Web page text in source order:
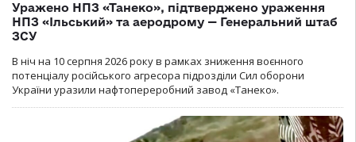
Уражено НПЗ «Танеко», підтверджено ураження
НПЗ «Ільський» та аеродрому — Генеральний штаб
ЗСУ
В ніч на 10 серпня 2026 року в рамках зниження воєнного
потенціалу російського агресора підрозділи Сил оборони
України уразили нафтопереробний завод «Танеко».